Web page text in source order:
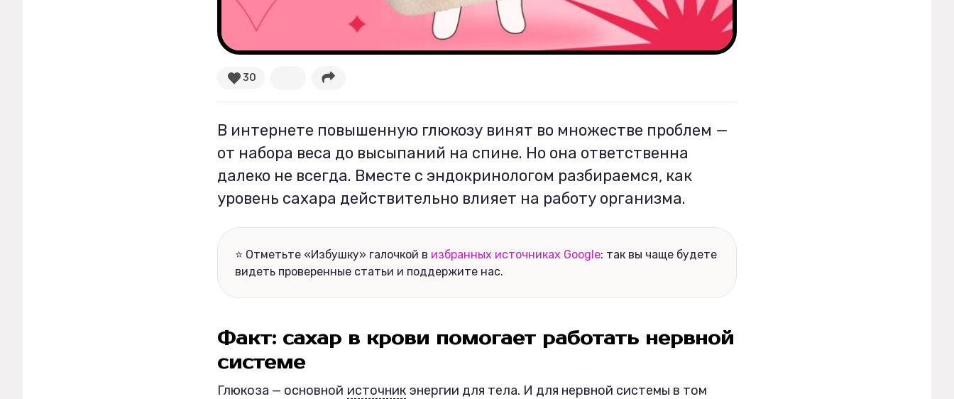
30
В интернете повышенную глюкозу винят во множестве проблем —
от набора веса до высыпаний на спине. Но она ответственна
далеко не всегда. Вместе с эндокринологом разбираемся, как
уровень сахара действительно влияет на работу организма.
⭐ Отметьте «Избушку» галочкой в избранных источниках Google: так вы чаще будете
видеть проверенные статьи и поддержите нас.
Факт: сахар в крови помогает работать нервной
системе
Глюкоза — основной источник энергии для тела. И для нервной системы в том